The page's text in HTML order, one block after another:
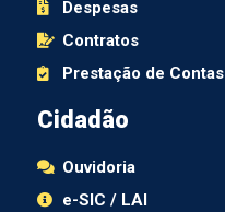
Despesas
Contratos
Prestação de Contas
Cidadão
Ouvidoria
e-SIC / LAI